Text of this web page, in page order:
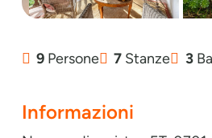
9 Persone 7 Stanze 3
Informazioni